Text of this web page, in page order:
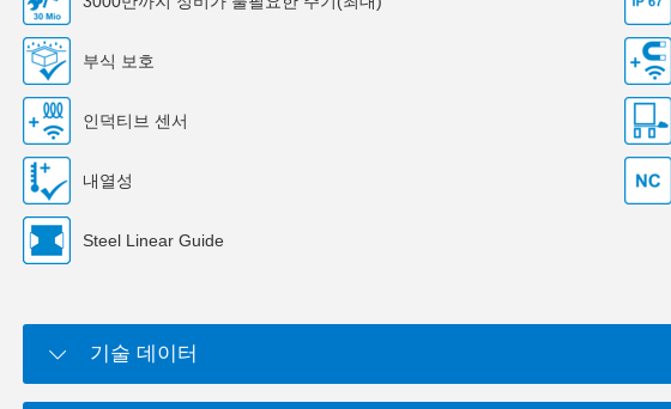
부식 보호
인덕티브 센서
내열성
Steel Linear Guide
기술 데이터